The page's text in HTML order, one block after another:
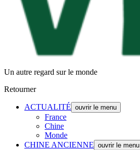
Un autre regard sur le monde
Retourner
ACTUALITÉ ouvrir le menu
France
Chine
Monde
CHINE ANCIENNE ouvrir le menu